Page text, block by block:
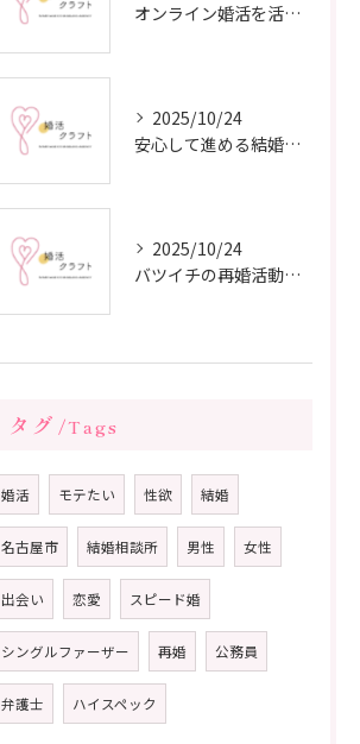
オンライン婚活を活用した短期間成婚の秘訣
2025/10/24
安心して進める結婚相談所の利用法
2025/10/24
バツイチの再婚活動に成功するための戦略
タグ Tags
婚活 モテたい 性欲 結婚
名古屋市 結婚相談所 男性 女性
出会い 恋愛 スピード婚
シングルファーザー 再婚 公務員
弁護士 ハイスペック